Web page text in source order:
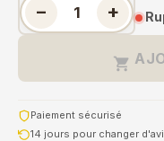
− +

Paiement sécurisé
14 jours pour changer